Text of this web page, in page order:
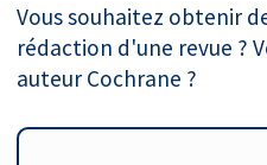
Vous souhaitez obtenir
rédaction d'une revue ?
auteur Cochrane ?